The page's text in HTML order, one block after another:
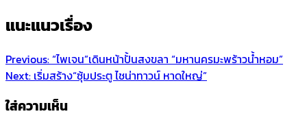
แนะแนวเรื่อง
Previous:“ไพเจน”เดินหน้าปั้นสงขลา “มหานครมะพร้าวน้ำหอม”
Next: เริ่มสร้าง“ซุ้มประตู ไชน่าทาวน์ หาดใหญ่”
ใส่ความเห็น